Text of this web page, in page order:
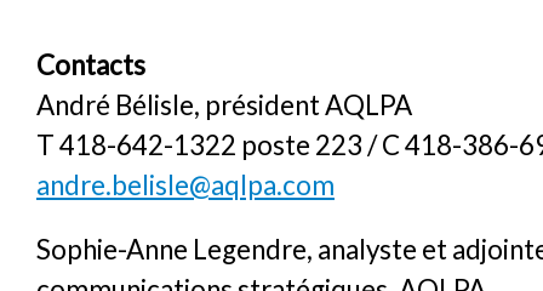
Contacts
André Bélisle, président AQLPA
T 418-642-1322 poste 223 / C 418-386-
andre.belisle@aqlpa.com
Sophie-Anne Legendre, analyste et